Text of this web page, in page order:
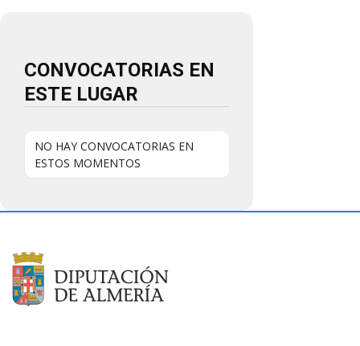
CONVOCATORIAS EN
ESTE LUGAR
NO HAY CONVOCATORIAS EN
ESTOS MOMENTOS